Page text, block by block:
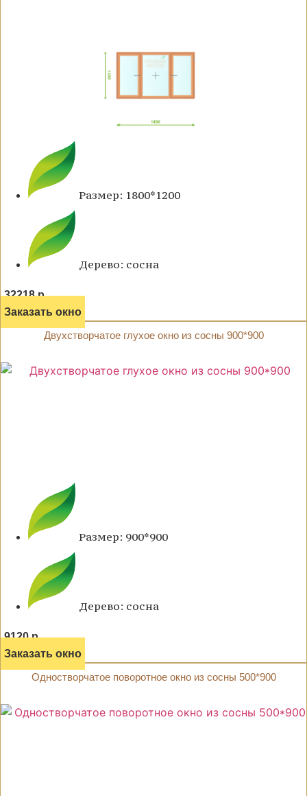
Размер: 1800*1200
Дерево: сосна
32218 р.
Заказать окно
Двухстворчатое глухое окно из сосны 900*900
Размер: 900*900
Дерево: сосна
9120 р.
Заказать окно
Одностворчатое поворотное окно из сосны 500*900